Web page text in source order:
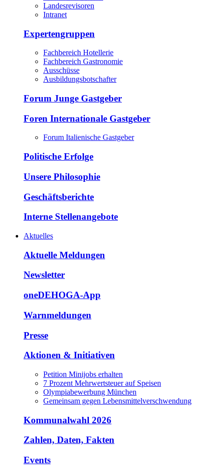
Landesrevisoren
Intranet
Expertengruppen
Fachbereich Hotellerie
Fachbereich Gastronomie
Ausschüsse
Ausbildungsbotschafter
Forum Junge Gastgeber
Foren Internationale Gastgeber
Forum Italienische Gastgeber
Politische Erfolge
Unsere Philosophie
Geschäftsberichte
Interne Stellenangebote
Aktuelles
Aktuelle Meldungen
Newsletter
oneDEHOGA-App
Warnmeldungen
Presse
Aktionen & Initiativen
Petition Minijobs erhalten
7 Prozent Mehrwertsteuer auf Speisen
Olympiabewerbung München
Gemeinsam gegen Lebensmittelverschwendung
Kommunalwahl 2026
Zahlen, Daten, Fakten
Events